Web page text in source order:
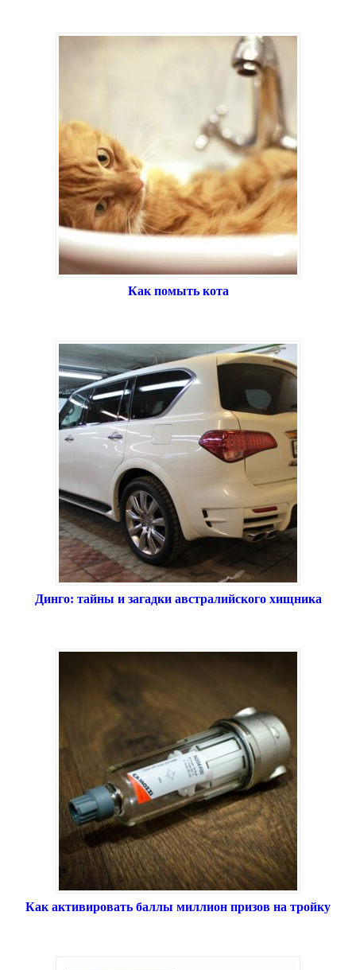
Как помыть кота
Динго: тайны и загадки австралийского хищника
Как активировать баллы миллион призов на тройку